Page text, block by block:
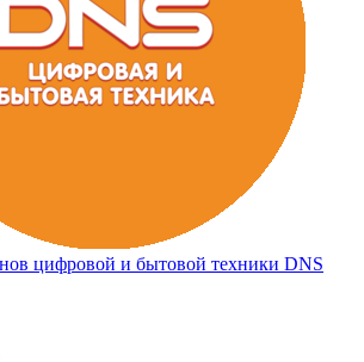
цифровой и бытовой техники DNS